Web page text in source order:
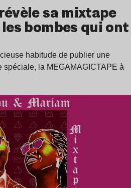
sa mixtape
bombes qui ont
habitude de publier une
spéciale, la MEGAMAGICTAPE à